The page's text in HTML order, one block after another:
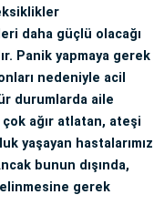
daha güçlü olacağı
Panik yapmaya gerek
nedeniyle acil
durumlarda aile
ağır atlatan, ateşi
yaşayan hastalarımız
bunun dışında,
gerek